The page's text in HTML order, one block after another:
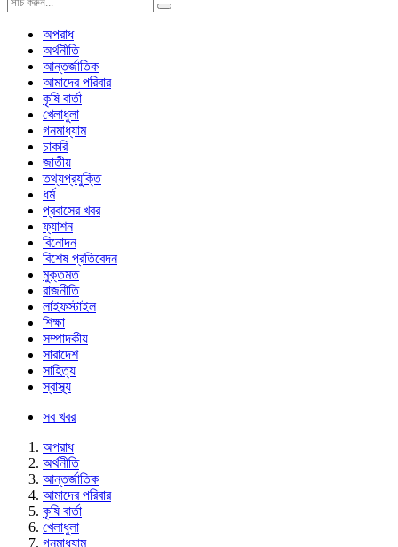
অপরাধ
অর্থনীতি
আন্তর্জাতিক
আমাদের পরিবার
কৃষি বার্তা
খেলাধুলা
গনমাধ্যাম
চাকরি
জাতীয়
তথ্যপ্রযুক্তি
ধর্ম
প্রবাসের খবর
ফ্যাশন
বিনোদন
বিশেষ প্রতিবেদন
মুক্তমত
রাজনীতি
লাইফস্টাইল
শিক্ষা
সম্পাদকীয়
সারাদেশ
সাহিত্য
স্বাস্থ্য
সব খবর
অপরাধ
অর্থনীতি
আন্তর্জাতিক
আমাদের পরিবার
কৃষি বার্তা
খেলাধুলা
গনমাধ্যাম